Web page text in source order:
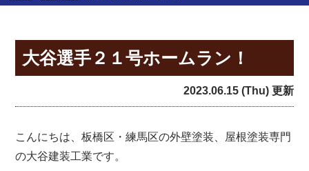
大谷選手２１号ホームラン！
2023.06.15 (Thu) 更新
こんにちは、板橋区・練馬区の外壁塗装、屋根塗装専門
の大谷建装工業です。